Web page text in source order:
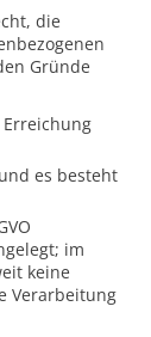
die
Gründe
es besteht
im
keine
Verarbeitung